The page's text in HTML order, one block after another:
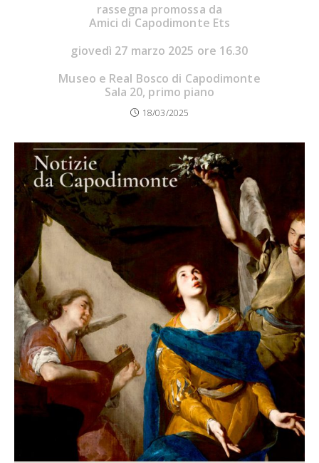
rassegna promossa da
Amici di Capodimonte Ets
giovedì 27 marzo 2025 ore 16.30
Museo e Real Bosco di Capodimonte
Sala 20, primo piano
18/03/2025